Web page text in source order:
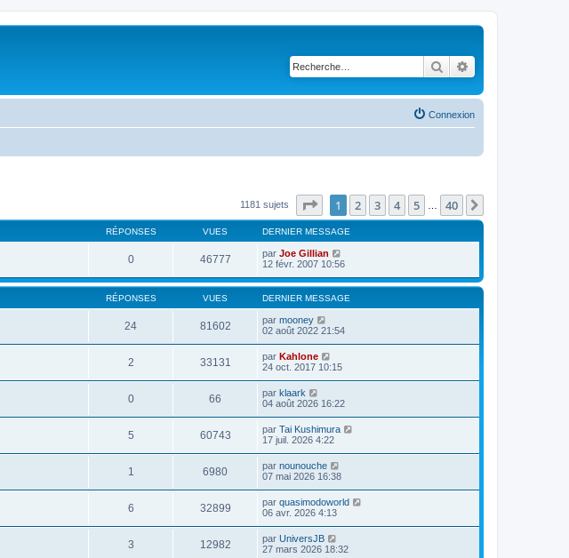
Rechercher
Connexion
1181 sujets Page sur40
1 2 3 4 5 40
RÉPONSES VUES DERNIER MESSAGE
0 46777 par Joe Gillian
12 févr. 2007 10:56
RÉPONSES VUES DERNIER MESSAGE
24 81602 par mooney
02 août 2022 21:54
2 33131 par Kahlone
24 oct. 2017 10:15
0 66 par klaark
04 août 2026 16:22
5 60743 par Tai Kushimura
17 juil. 2026 4:22
1 6980 par nounouche
07 mai 2026 16:38
6 32899 par quasimodoworld
06 avr. 2026 4:13
3 12982 par UniversJB
27 mars 2026 18:32